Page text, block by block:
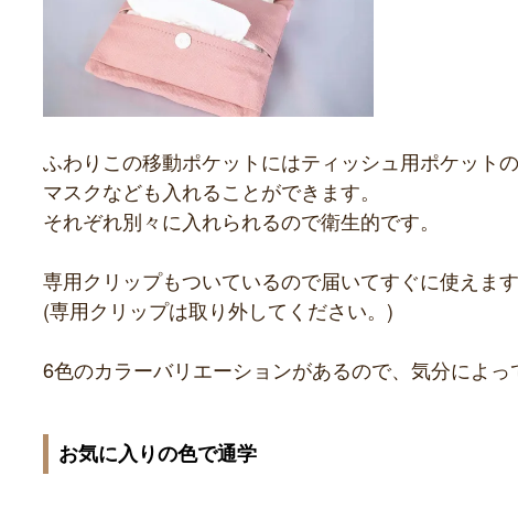
ふわりこの移動ポケットにはティッシュ用ポケット
マスクなども入れることができます。
それぞれ別々に入れられるので衛生的です。
専用クリップもついているので届いてすぐに使えま
(専用クリップは取り外してください。)
6色のカラーバリエーションがあるので、気分によっ
お気に入りの色で通学